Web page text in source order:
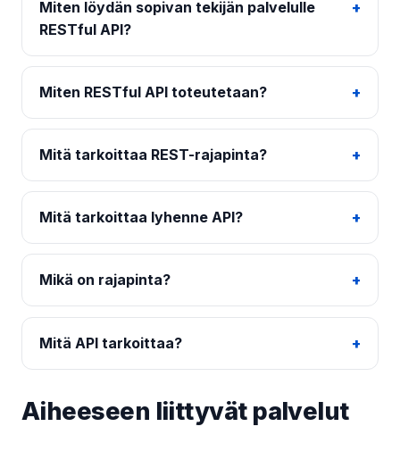
Miten löydän sopivan tekijän palvelulle
RESTful API?
Miten RESTful API toteutetaan?
Mitä tarkoittaa REST-rajapinta?
Mitä tarkoittaa lyhenne API?
Mikä on rajapinta?
Mitä API tarkoittaa?
Aiheeseen liittyvät palvelut